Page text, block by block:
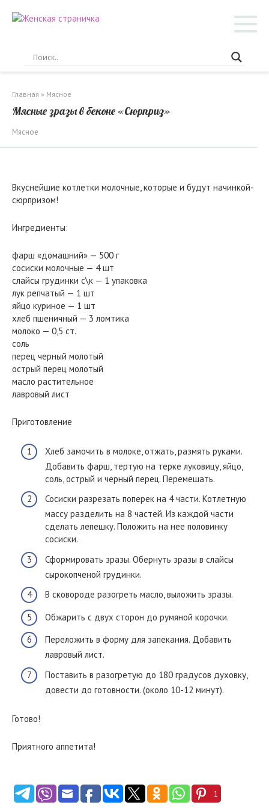
Главная » Мясное
Мясные зразы в беконе «Сюрприз»
Мясное
Вкуснейшие котлетки молочные, которые и будут начинкой-
сюрпризом!
Ингредиенты:
фарш «домашний» — 500 г
сосиски молочные — 4 шт
слайсы грудинки с\к — 1 упаковка
лук репчатый — 1 шт
яйцо куриное — 1 шт
хлеб пшеничный — 3 ломтика
молоко — 0,5 ст.
соль
перец черный молотый
острый перец молотый
масло растительное
лавровый лист
Приготовление
Хлеб замочить в молоке, отжать, размять руками.
Добавить фарш, тертую на терке луковицу, яйцо,
соль, острый и черный перец. Перемешать.
Сосиски разрезать поперек на 4 части. Котлетную
массу разделить на 8 частей. Из каждой части
сделать лепешку. Положить на нее половинку
сосиски.
Сформировать зразы. Обернуть зразы в слайсы
сырокопченой грудинки.
В сковороде разогреть масло, выложить зразы.
Обжарить с двух сторон до румяной корочки.
Переложить в форму для запекания. Добавить
лавровый лист.
Поставить в разогретую до 180 градусов духовку,
довести до готовности. (около 10-12 минут).
Готово!
Приятного аппетита!
1